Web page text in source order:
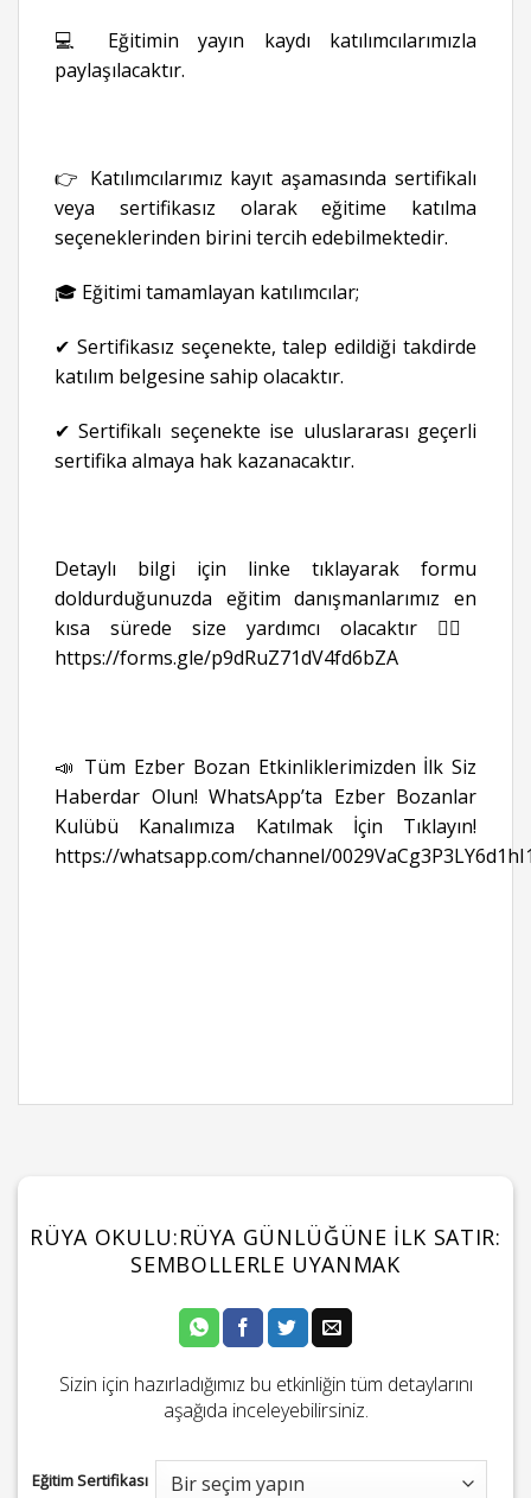
💻 Eğitimin yayın kaydı katılımcılarımızla
paylaşılacaktır.
👉 Katılımcılarımız kayıt aşamasında sertifikalı
veya sertifikasız olarak eğitime katılma
seçeneklerinden birini tercih edebilmektedir.
🎓 Eğitimi tamamlayan katılımcılar;
✔ Sertifikasız seçenekte, talep edildiği takdirde
katılım belgesine sahip olacaktır.
✔ Sertifikalı seçenekte ise uluslararası geçerli
sertifika almaya hak kazanacaktır.
Detaylı bilgi için linke tıklayarak formu
doldurduğunuzda eğitim danışmanlarımız en
kısa sürede size yardımcı olacaktır 👉🏻
https://forms.gle/p9dRuZ71dV4fd6bZA
📣 Tüm Ezber Bozan Etkinliklerimizden İlk Siz
Haberdar Olun! WhatsApp’ta Ezber Bozanlar
Kulübü Kanalımıza Katılmak İçin Tıklayın!
https://whatsapp.com/channel/
RÜYA OKULU:RÜYA GÜNLÜĞÜNE İLK SATIR:
SEMBOLLERLE UYANMAK
Sizin için hazırladığımız bu etkinliğin tüm detaylarını
aşağıda inceleyebilirsiniz.
Eğitim Sertifikası